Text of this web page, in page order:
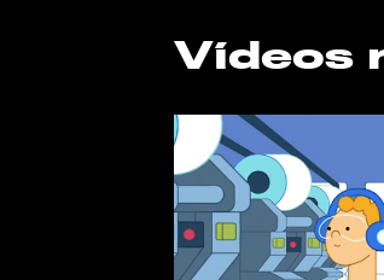
Vídeos